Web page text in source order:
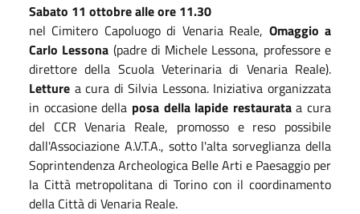
Sabato 11 ottobrealle ore 11.30
nel Cimitero Capoluogo di Venaria Reale, Omaggio a
Carlo Lessona (padre di Michele Lessona, professore e
direttore della Scuola Veterinaria di Venaria Reale).
Letture a cura di Silvia Lessona. Iniziativa organizzata
in occasione della posa della lapide restaurataa cura
del CCR Venaria Reale, promosso e reso possibile
dall'Associazione A.V.T.A., sotto l'alta sorveglianza della
Soprintendenza Archeologica Belle Arti e Paesaggio per
la Città metropolitana di Torino con il coordinamento
della Città di Venaria Reale.